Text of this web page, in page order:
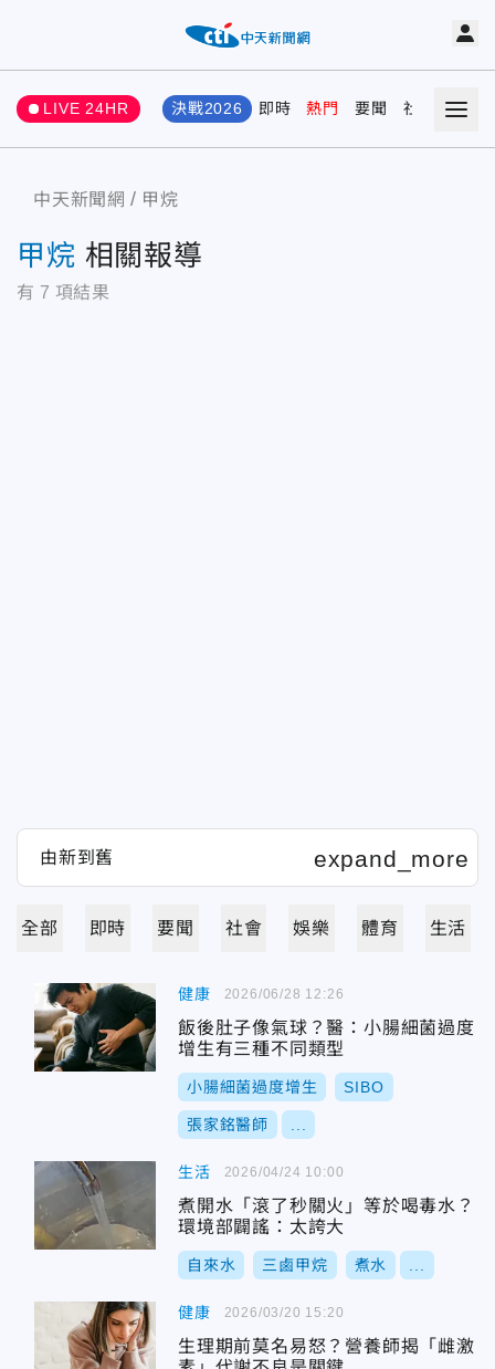
LIVE 24HR 決戰2026 即時 熱門 要聞 社會 娛樂
中天新聞網 甲烷
甲烷 相關報導
有 7 項結果
全部 即時 要聞 社會 娛樂 體育 生活
健康
飯後肚子像氣球？醫：小腸細菌過度
增生有三種不同類型
小腸細菌過度增生 SIBO
張家銘醫師
2026/06/28 12:26
生活
煮開水「滾了秒關火」等於喝毒水？
環境部闢謠：太誇大
自來水 三鹵甲烷 煮水
2026/04/24 10:00
健康
生理期前莫名易怒？營養師揭「雌激
2026/03/20 15:20